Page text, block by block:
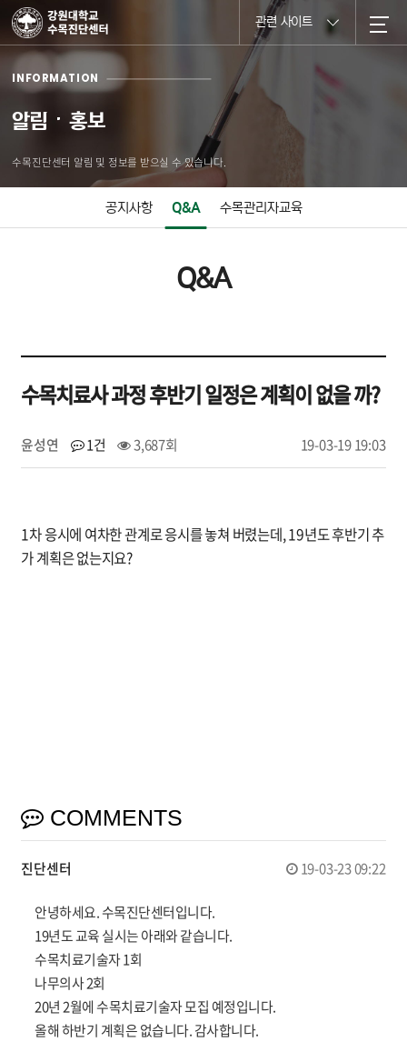
관련 사이트
INFORMATION
알림ㆍ홍보
수목진단센터 알림 및 정보를 받으실 수 있습니다.
공지사항 Q&A 수목관리자교육
Q&A
수목치료사 과정 후반기 일정은 계획이 없을 까?
윤성연 1건 3,687회 19-03-19 19:03
1차 응시에 여차한 관계로 응시를 놓쳐 버렸는데, 19년도 후반기 추
가 계획은 없는지요?
COMMENTS
진단센터 19-03-23 09:22
안녕하세요. 수목진단센터입니다.
19년도 교육 실시는 아래와 같습니다.
수목치료기술자 1회
나무의사 2회
20년 2월에 수목치료기술자 모집 예정입니다.
올해 하반기 계획은 없습니다. 감사합니다.